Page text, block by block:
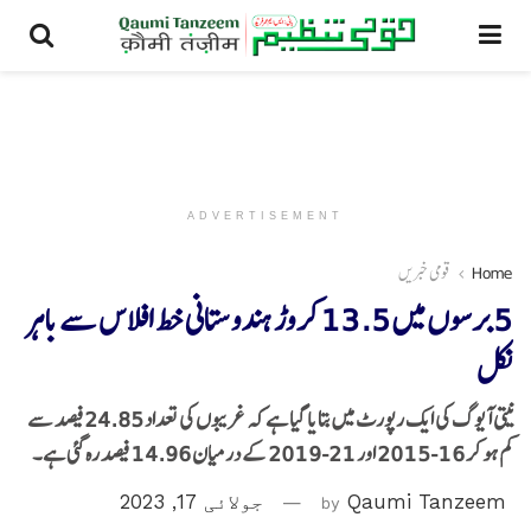
ADVERTISEMENT
Home قومی خبریں
5 برسوں میں 13.5 کروڑ ہندوستانی خط افلاس سے باہر
نکل
نیتی آیوگ کی ایک رپورٹ میں بتایا گیا ہے کہ غریبوں کی تعداد 24.85 فیصد سے
کم ہو کر 16-2015 اور 21-2019 کے درمیان 14.96 فیصد رہ گئی ہے۔
by Qaumi Tanzeem جولائی 17, 2023